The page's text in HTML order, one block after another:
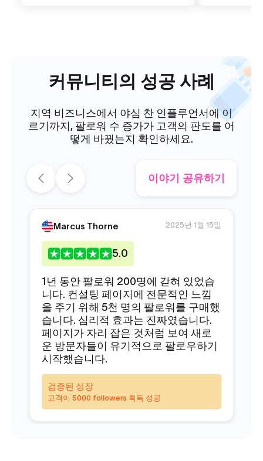
커뮤니티의 성공 사례
지역 비즈니스에서 야심 찬 인플루언서에 이
르기까지, 팔로워 수 증가가 고객의 판도를 어
떻게 바꿨는지 확인하세요.
이야기 공유하기
Marcus Thorne 2025년 1월 15일
5.0
1년 동안 팔로워 200명에 갇혀 있었습
니다. 컨설팅 페이지에 전문적인 느낌
을 주기 위해 5천 명의 팔로워를 구매했
습니다. 심리적 효과는 진짜였습니다.
페이지가 자리 잡은 것처럼 보여 새로
운 방문자들이 유기적으로 팔로우하기
시작했습니다.
검증된 성장
고객이 5000 followers 획득 성공